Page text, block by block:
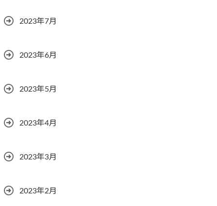
2023年7月
2023年6月
2023年5月
2023年4月
2023年3月
2023年2月